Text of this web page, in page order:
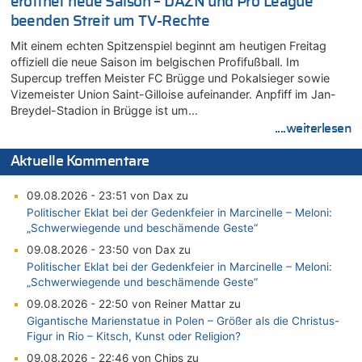
beenden Streit um TV-Rechte
Mit einem echten Spitzenspiel beginnt am heutigen Freitag
offiziell die neue Saison im belgischen Profifußball. Im
Supercup treffen Meister FC Brügge und Pokalsieger sowie
Vizemeister Union Saint-Gilloise aufeinander. Anpfiff im Jan-
Breydel-Stadion in Brügge ist um…
....weiterlesen
Aktuelle Kommentare
09.08.2026 - 23:51 von Dax zu
Politischer Eklat bei der Gedenkfeier in Marcinelle – Meloni:
„Schwerwiegende und beschämende Geste“
09.08.2026 - 23:50 von Dax zu
Politischer Eklat bei der Gedenkfeier in Marcinelle – Meloni:
„Schwerwiegende und beschämende Geste“
09.08.2026 - 22:50 von Reiner Mattar zu
Gigantische Marienstatue in Polen – Größer als die Christus-
Figur in Rio – Kitsch, Kunst oder Religion?
09.08.2026 - 22:46 von Chips zu